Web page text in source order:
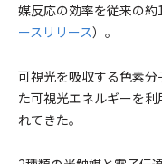
媒反応の効率を従来の
ースリリース）。
可視光を吸収する色素
た可視光エネルギーを
れてきた。